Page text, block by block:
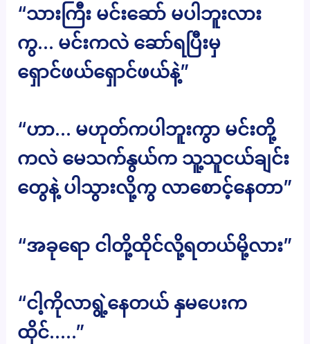
“သားကြီး မင်းဆော် မပါဘူးလား
ကွ… မင်းကလဲ ဆော်ရပြီးမှ
ရှောင်ဖယ်ရှောင်ဖယ်နဲ့”
“ဟာ… မဟုတ်ကပါဘူးကွာ မင်းတို့
ကလဲ မေသက်နွယ်က သူ့သူငယ်ချင်း
တွေနဲ့ ပါသွားလို့ကွ လာစောင့်နေတာ”
“အခုရော ငါတို့ထိုင်လို့ရတယ်မို့လား”
“ငါ့ကိုလာရွဲ့နေတယ် နှမပေးက
ထိုင်…..”